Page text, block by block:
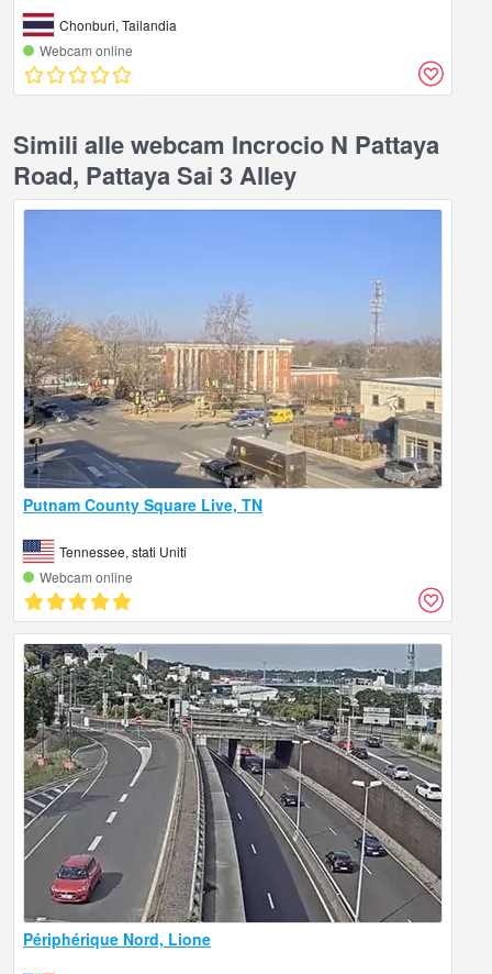
Chonburi, Tailandia
Webcam online
Simili alle webcam Incrocio N Pattaya
Road, Pattaya Sai 3 Alley
Putnam County Square Live, TN
Tennessee, stati Uniti
Webcam online
Périphérique Nord, Lione